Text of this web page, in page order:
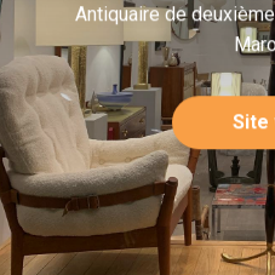
Antiquaire de
Site